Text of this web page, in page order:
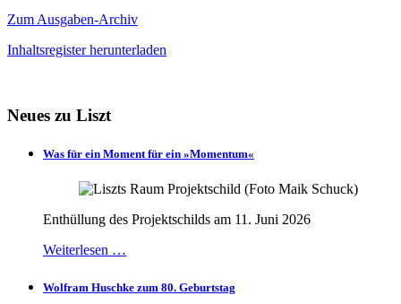
Zum Ausgaben-Archiv
Inhaltsregister herunterladen
Neues zu Liszt
Was für ein Moment für ein »Momentum«
Enthüllung des Projektschilds am 11. Juni 2026
Weiterlesen …
Wolfram Huschke zum 80. Geburtstag